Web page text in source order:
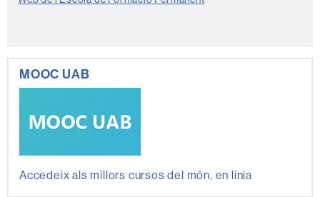
MOOC UAB
Accedeix als millors cursos del món, en línia